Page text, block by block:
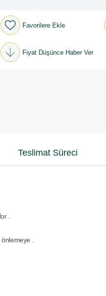
Favorilere Ekle
Fiyat Düşünce Haber Ver
Teslimat Süreci
.
.